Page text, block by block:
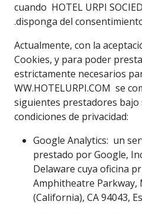
cuando HOTEL URPI
.disponga del
Actualmente, con la
Cookies, y para poder
estrictamente necesarios
WW.HOTELURPI.COM se
siguientes prestadores
condiciones de privacidad:
Google Analytics: un
prestado por Google,
Delaware cuya oficina
Amphitheatre Parkway,
(California), CA 94043,